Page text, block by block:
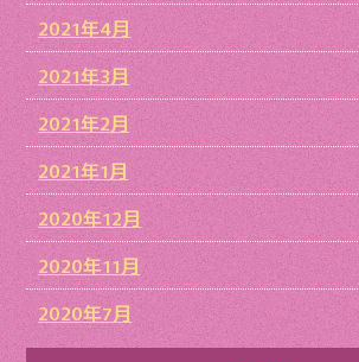
2021年4月
2021年3月
2021年2月
2021年1月
2020年12月
2020年11月
2020年7月